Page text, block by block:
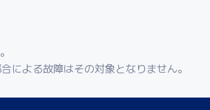
による故障はその対象となりません。